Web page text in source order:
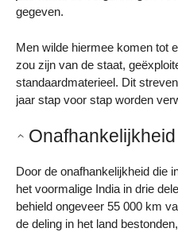
gegeven.
Men wilde hiermee komen tot
zou zijn van de staat,
standaardmaterieel. Dit
jaar stap voor stap worden
Door de onafhankelijkheid die
het voormalige India in drie
behield ongeveer 55 000 km
de deling in het land